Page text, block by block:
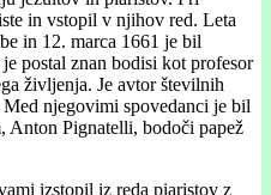
in vstopil v njihov red. Leta
in 12. marca 1661 je bil
postal znan bodisi kot profesor
življenja. Je avtor številnih
njegovimi spovedanci je bil
Anton Pignatelli, bodoči papež
izstopil iz reda piaristov z